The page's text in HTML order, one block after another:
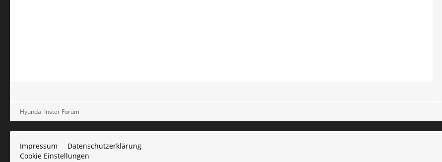
Hyundai Inster Forum
Impressum
Datenschutzerklärung
Cookie Einstellungen